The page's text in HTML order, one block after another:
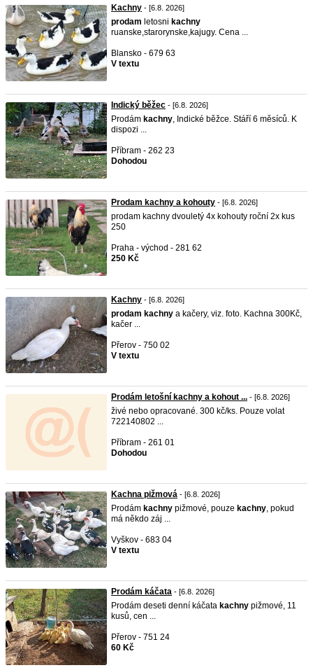
Kachny - [6.8. 2026]
prodam letosni kachny
ruanske,starorynske,kajugy. Cena ...
Blansko - 679 63
V textu
Indický běžec - [6.8. 2026]
Prodám kachny, Indické běžce. Stáří 6 měsíců. K
dispozi ...
Příbram - 262 23
Dohodou
Prodam kachny a kohouty - [6.8. 2026]
prodam kachny dvouletý 4x kohouty roční 2x kus
250
Praha - východ - 281 62
250 Kč
Kachny - [6.8. 2026]
prodam kachny a kačery, viz. foto. Kachna 300Kč,
kačer ...
Přerov - 750 02
V textu
Prodám letošní kachny a kohout ... - [6.8. 2026]
živé nebo opracované. 300 kč/ks. Pouze volat
722140802 ...
Příbram - 261 01
Dohodou
Kachna pižmová - [6.8. 2026]
Prodám kachny pižmové, pouze kachny, pokud
má někdo záj ...
Vyškov - 683 04
V textu
Prodám káčata - [6.8. 2026]
Prodám deseti denní káčata kachny pižmové, 11
kusů, cen ...
Přerov - 751 24
60 Kč